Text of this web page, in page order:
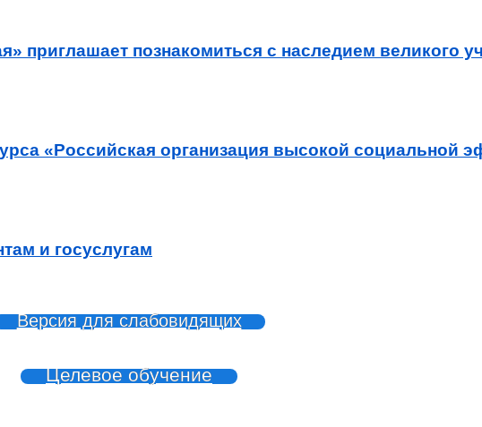
приглашает познакомиться с наследием великого
«Российская организация высокой социальной
и госуслугам
Версия для слабовидящих
Целевое обучение